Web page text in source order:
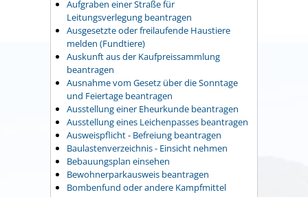
Aufgraben einer Straße für
Leitungsverlegung beantragen
Ausgesetzte oder freilaufende Haustiere
melden (Fundtiere)
Auskunft aus der Kaufpreissammlung
beantragen
Ausnahme vom Gesetz über die Sonntage
und Feiertage beantragen
Ausstellung einer Eheurkunde beantragen
Ausstellung eines Leichenpasses beantragen
Ausweispflicht - Befreiung beantragen
Baulastenverzeichnis - Einsicht nehmen
Bebauungsplan einsehen
Bewohnerparkausweis beantragen
Bombenfund oder andere Kampfmittel